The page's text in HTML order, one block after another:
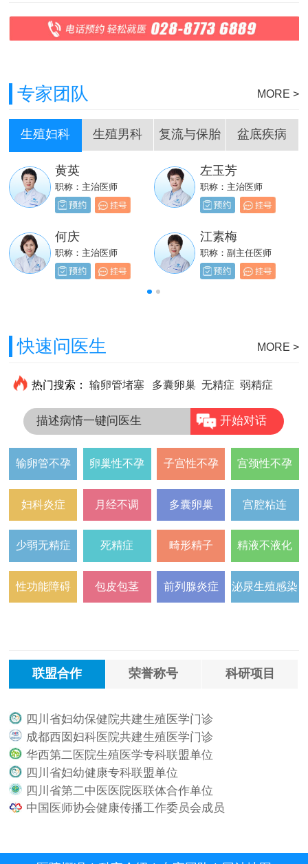
专家团队 MORE >
生殖妇科 生殖男科 复流与保胎 盆底疾病
黄英
职称：主治医师
左玉芳
职称：主治医师
何庆
职称：主治医师
江素梅
职称：副主任医师
刘嵩
职称：主治医师
岳成堂
职称：主治医师
贺必新
职称：主治医师
邓天财
职称：主治医师
快速问医生 MORE >
热门搜索： 输卵管堵塞 多囊卵巢 无精症 弱精症
描述病情一键问医生 开始对话
输卵管不孕 卵巢性不孕 子宫性不孕 宫颈性不孕
妇科炎症 月经不调 多囊卵巢 宫腔粘连
少弱无精症 死精症 畸形精子 精液不液化
性功能障碍 包皮包茎 前列腺炎症 泌尿生殖感染
联盟合作 荣誉称号 科研项目
四川省妇幼保健院共建生殖医学门诊
成都西囡妇科医院共建生殖医学门诊
华西第二医院生殖医学专科联盟单位
四川省妇幼健康专科联盟单位
四川省第二中医医院医联体合作单位
中国医师协会健康传播工作委员会成员